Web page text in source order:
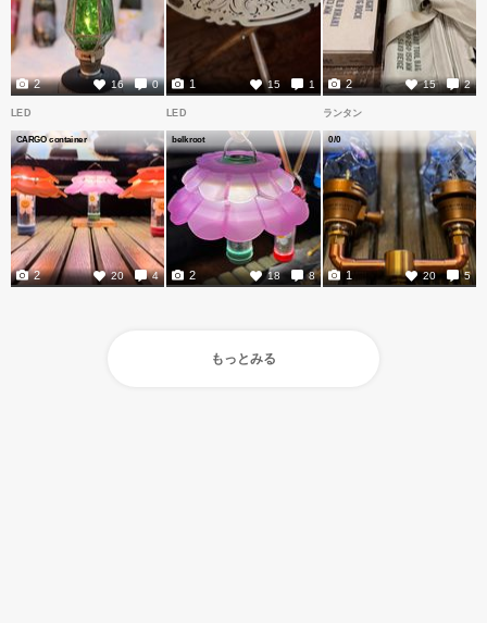
16 0
2 15 1
1 15 2
2
LED
CARGO container
20 4
2
LED
belkroot
18 8
2
ランタン
0/0
20 5
1
もっとみる